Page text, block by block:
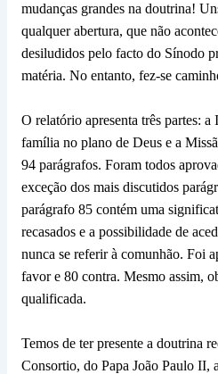
mudanças grandes na doutrina!
qualquer abertura, que não
desiludidos pelo facto do Sínodo
matéria. No entanto, fez-se
O relatório apresenta três partes:
família no plano de Deus e a
94 parágrafos. Foram todos
exceção dos mais discutidos
parágrafo 85 contém uma
recasados e a possibilidade de
nunca se referir à comunhão. Foi
favor e 80 contra. Mesmo assim,
qualificada.
Temos de ter presente a doutrina
Consortio, do Papa João Paulo II,